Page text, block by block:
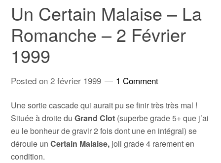
Un Certain Malaise – La
Romanche – 2 Février
1999
Posted on2 février 1999 1 Comment
Une sortie cascade qui aurait pu se finir très très mal !
Située à droite duGrand Clot (superbe grade 5+ que j’ai
eu le bonheur de gravir 2 fois dont une en intégral) se
déroule unCertain Malaise, joli grade 4 rarement en
condition.